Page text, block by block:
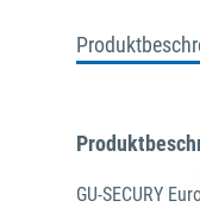
GU-SECURY